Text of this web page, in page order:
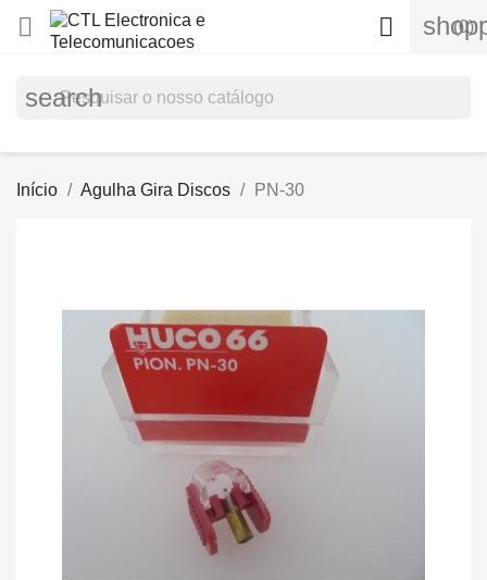
 (0)

search
Início Agulha Gira Discos PN-30